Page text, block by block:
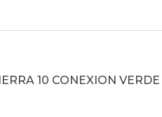
10 CONEXION VERDE